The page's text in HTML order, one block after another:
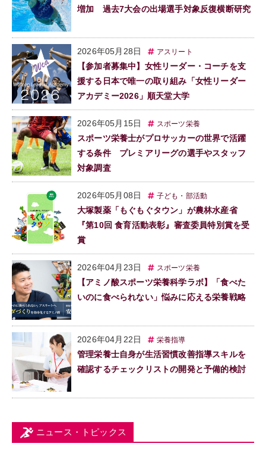
増加 過去7大会の出場選手対象反復横断研究
2026年05月28日 アスリート
【参加者募集中】女性リーダー・コーチを支
援する日本で唯一の取り組み「女性リーダー
アカデミー2026」順天堂大学
2026年05月15日 スポーツ栄養
スポーツ栄養士がプロサッカーの世界で活躍
する条件 プレミアリーグの選手やスタッフ
対象調査
2026年05月08日 子ども・部活動
大塚製薬「もぐもぐタウン」が農林水産省
『第10回 食育活動表彰』審査委員特別賞を受
賞
2026年04月23日 スポーツ栄養
【アミノ酸スポーツ栄養科学ラボ】「食べた
いのに食べられない」悩みに応える栄養戦略
2026年04月22日 栄養指導
管理栄養士自身が生活習慣改善指導スキルを
確認するチェックリストの開発と予備的検討
ニュース・トピックス